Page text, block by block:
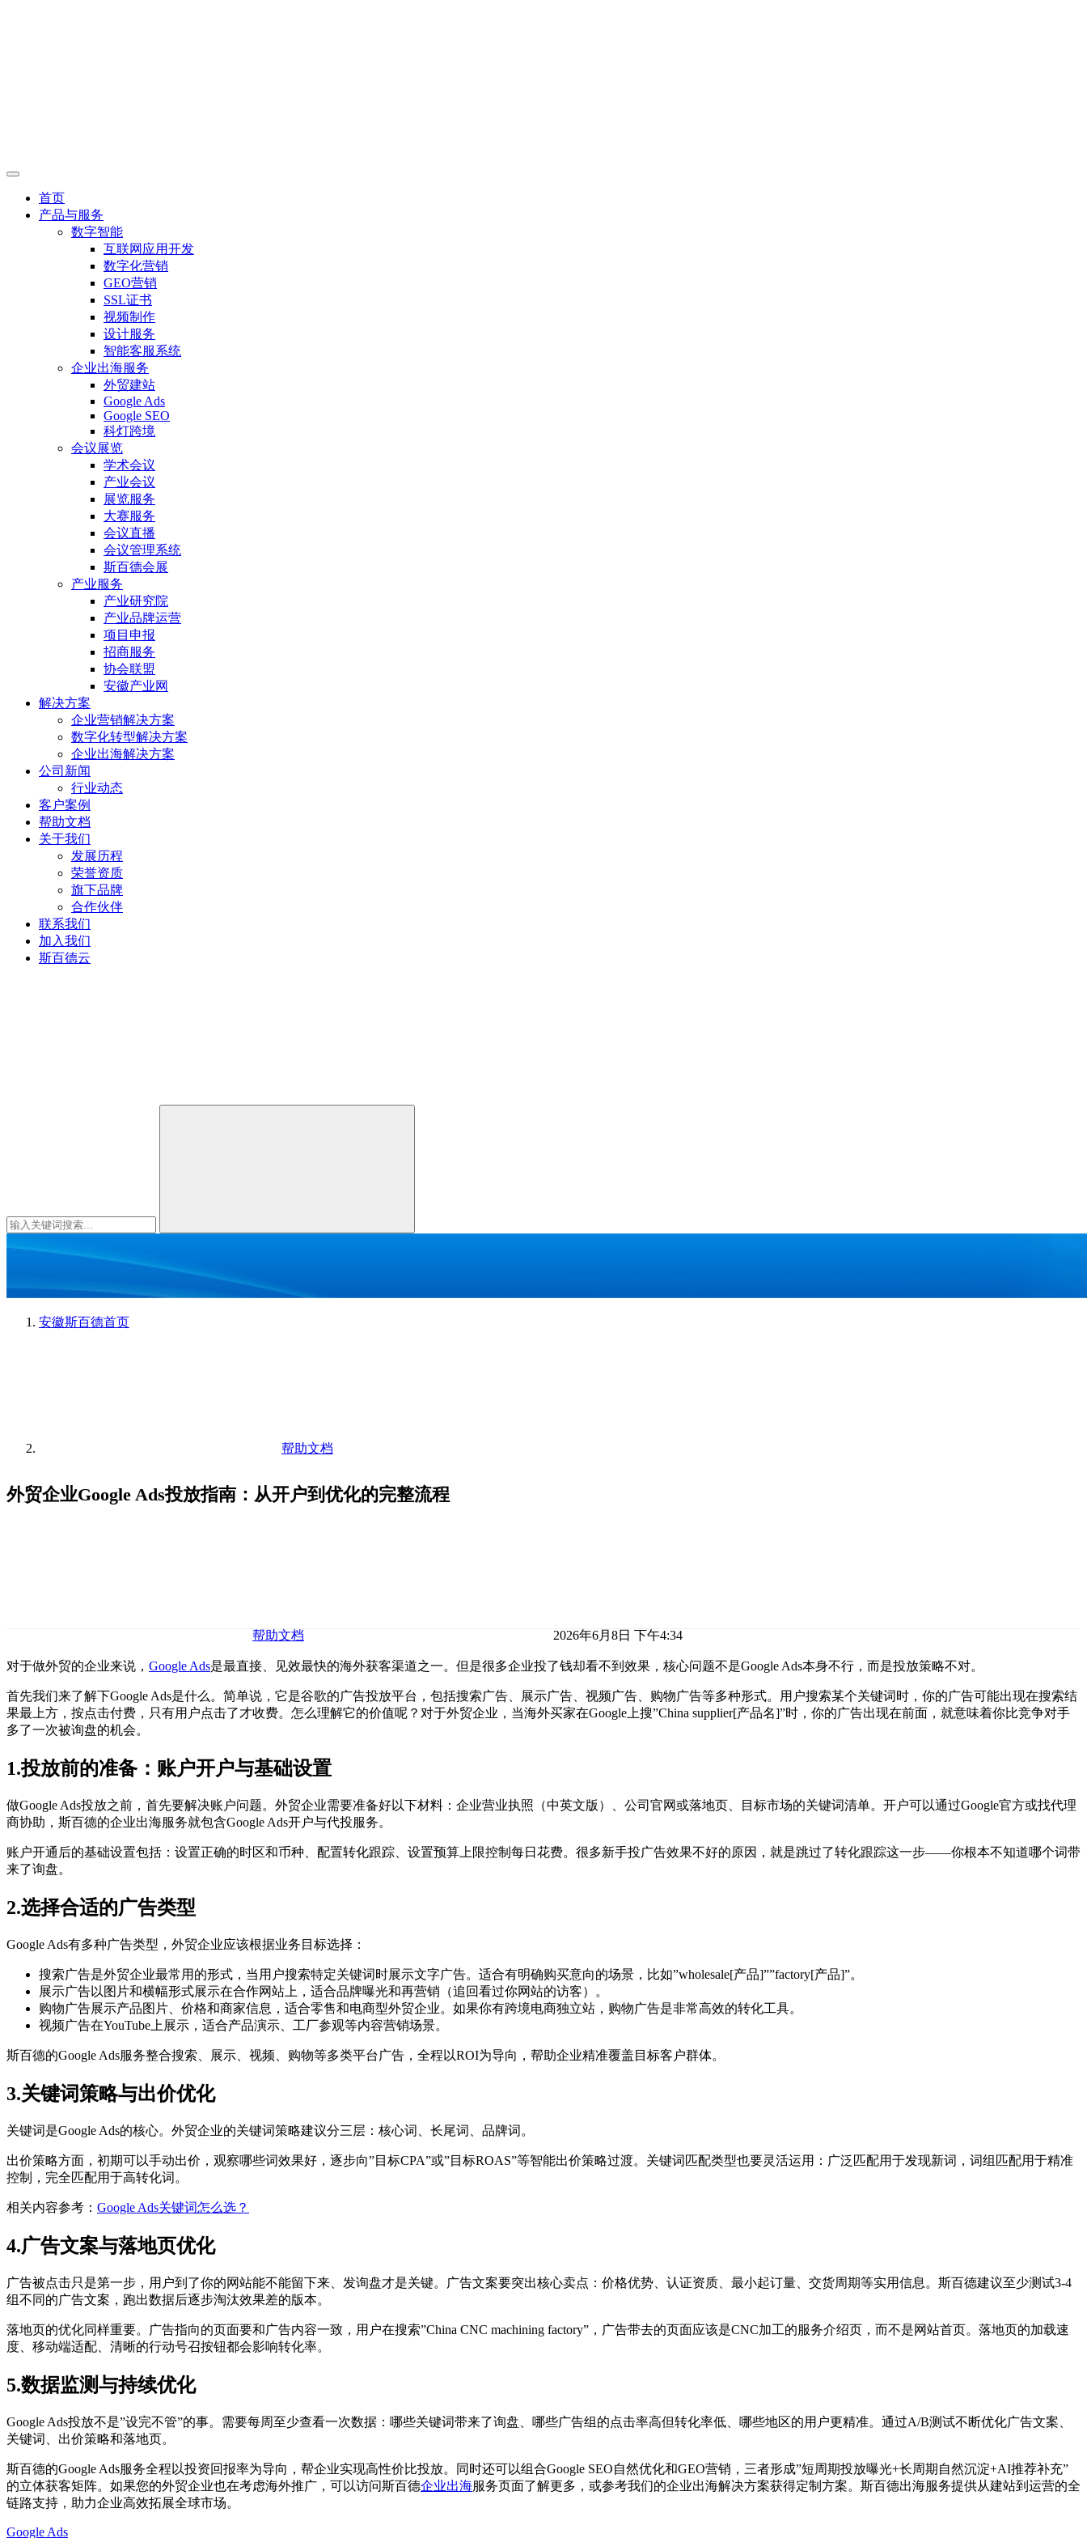
首页
产品与服务
数字智能
互联网应用开发
数字化营销
GEO营销
SSL证书
视频制作
设计服务
智能客服系统
企业出海服务
外贸建站
Google Ads
Google SEO
科灯跨境
会议展览
学术会议
产业会议
展览服务
大赛服务
会议直播
会议管理系统
斯百德会展
产业服务
产业研究院
产业品牌运营
项目申报
招商服务
协会联盟
安徽产业网
解决方案
企业营销解决方案
数字化转型解决方案
企业出海解决方案
公司新闻
行业动态
客户案例
帮助文档
关于我们
发展历程
荣誉资质
旗下品牌
合作伙伴
联系我们
加入我们
斯百德云
安徽斯百德首页
帮助文档
外贸企业Google Ads投放指南：从开户到优化的完整流程
帮助文档 2026年6月8日 下午4:34
对于做外贸的企业来说， Google Ads是最直接、见效最快的海外获客渠道之一。但是很多企业投了钱却看不到效果，核心问题不是Google Ads本身不行，而是投放策略不对。
首先我们来了解下Google Ads是什么。简单说，它是谷歌的广告投放平台，包括搜索广告、展示广告、视频广告、购物广告等多种形式。用户搜索某个关键词时，你的广告可能出现在搜索结
果最上方，按点击付费，只有用户点击了才收费。怎么理解它的价值呢？对于外贸企业，当海外买家在Google上搜”China supplier[产品名]”时，你的广告出现在前面，就意味着你比竞争对手
多了一次被询盘的机会。
1.投放前的准备：账户开户与基础设置
做Google Ads投放之前，首先要解决账户问题。外贸企业需要准备好以下材料：企业营业执照（中英文版）、公司官网或落地页、目标市场的关键词清单。开户可以通过Google官方或找代理
商协助，斯百德的企业出海服务就包含Google Ads开户与代投服务。
账户开通后的基础设置包括：设置正确的时区和币种、配置转化跟踪、设置预算上限控制每日花费。很多新手投广告效果不好的原因，就是跳过了转化跟踪这一步——你根本不知道哪个词带
来了询盘。
2.选择合适的广告类型
Google Ads有多种广告类型，外贸企业应该根据业务目标选择：
搜索广告是外贸企业最常用的形式，当用户搜索特定关键词时展示文字广告。适合有明确购买意向的场景，比如”wholesale[产品]””factory[产品]”。
展示广告以图片和横幅形式展示在合作网站上，适合品牌曝光和再营销（追回看过你网站的访客）。
购物广告展示产品图片、价格和商家信息，适合零售和电商型外贸企业。如果你有跨境电商独立站，购物广告是非常高效的转化工具。
视频广告在YouTube上展示，适合产品演示、工厂参观等内容营销场景。
斯百德的Google Ads服务整合搜索、展示、视频、购物等多类平台广告，全程以ROI为导向，帮助企业精准覆盖目标客户群体。
3.关键词策略与出价优化
关键词是Google Ads的核心。外贸企业的关键词策略建议分三层：核心词、长尾词、品牌词。
出价策略方面，初期可以手动出价，观察哪些词效果好，逐步向”目标CPA”或”目标ROAS”等智能出价策略过渡。关键词匹配类型也要灵活运用：广泛匹配用于发现新词，词组匹配用于精准
控制，完全匹配用于高转化词。
相关内容参考： Google Ads关键词怎么选？
4.广告文案与落地页优化
广告被点击只是第一步，用户到了你的网站能不能留下来、发询盘才是关键。广告文案要突出核心卖点：价格优势、认证资质、最小起订量、交货周期等实用信息。斯百德建议至少测试3-4
组不同的广告文案，跑出数据后逐步淘汰效果差的版本。
落地页的优化同样重要。广告指向的页面要和广告内容一致，用户在搜索”China CNC machining factory”，广告带去的页面应该是CNC加工的服务介绍页，而不是网站首页。落地页的加载速
度、移动端适配、清晰的行动号召按钮都会影响转化率。
5.数据监测与持续优化
Google Ads投放不是”设完不管”的事。需要每周至少查看一次数据：哪些关键词带来了询盘、哪些广告组的点击率高但转化率低、哪些地区的用户更精准。通过A/B测试不断优化广告文案、
关键词、出价策略和落地页。
斯百德的Google Ads服务全程以投资回报率为导向，帮企业实现高性价比投放。同时还可以组合Google SEO自然优化和GEO营销，三者形成”短周期投放曝光+长周期自然沉淀+AI推荐补充”
的立体获客矩阵。如果您的外贸企业也在考虑海外推广，可以访问斯百德企业出海服务页面了解更多，或参考我们的企业出海解决方案获得定制方案。斯百德出海服务提供从建站到运营的全
链路支持，助力企业高效拓展全球市场。
Google Ads